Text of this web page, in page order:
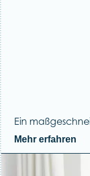
Ein
Mehr erfahren